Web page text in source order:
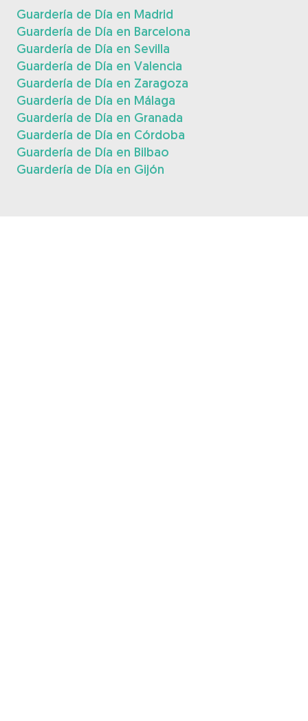
Guardería de Día en Madrid
Guardería de Día en Barcelona
Guardería de Día en Sevilla
Guardería de Día en Valencia
Guardería de Día en Zaragoza
Guardería de Día en Málaga
Guardería de Día en Granada
Guardería de Día en Córdoba
Guardería de Día en Bilbao
Guardería de Día en Gijón